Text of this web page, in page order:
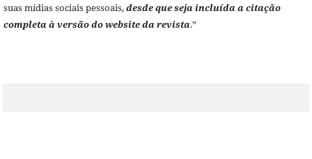
suas mídias sociais pessoais,desde que seja incluída a citação
completa à versão do website da revista.”